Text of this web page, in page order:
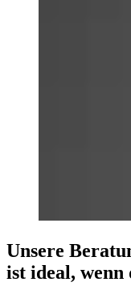
Unsere
ist ideal, wenn